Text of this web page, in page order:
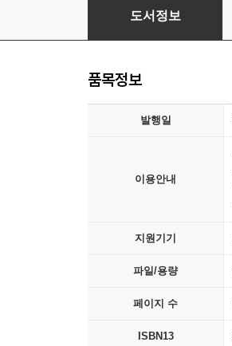
거북이 왕 쿠바와 잃어버
도서정보
품목정보
발행일
이용안내
지원기기
파일/용량
페이지 수
ISBN13